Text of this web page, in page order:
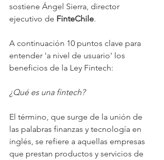
sostiene Ángel Sierra, director
ejecutivo de FinteChile.
A continuación 10 puntos clave para
entender 'a nivel de usuario' los
beneficios de la Ley Fintech:
¿Qué es una fintech?
El término, que surge de la unión de
las palabras finanzas y tecnología en
inglés, se refiere a aquellas empresas
que prestan productos y servicios de